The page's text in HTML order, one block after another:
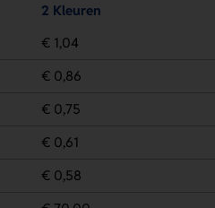
2 Kleuren
€ 1,04
€ 0,86
€ 0,75
€ 0,61
€ 0,58